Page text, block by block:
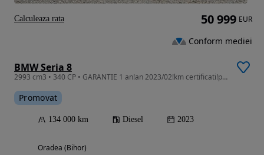
BMW Seria 8
2993 cm3 • 340 CP • GARANTIE 1 an!an 2023/02!km certificati!posib RATE/CREDIT
Promovat
134 000 km Diesel 2023
Oradea (Bihor)
50 999 EUR
Conform mediei
Calculeaza rata